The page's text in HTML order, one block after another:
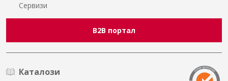
Сервизи
B2B портал
Каталози